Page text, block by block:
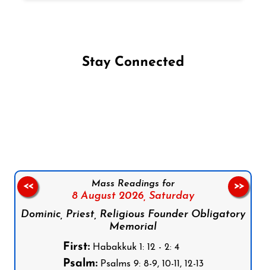
Stay Connected
Mass Readings for
8 August 2026, Saturday
Dominic, Priest, Religious Founder Obligatory
Memorial
First:Habakkuk 1: 12 - 2: 4
Psalm:Psalms 9: 8-9, 10-11, 12-13
<< >>